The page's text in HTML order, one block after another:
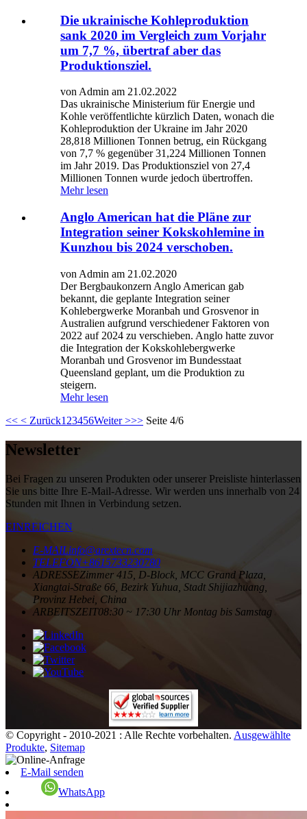
Die ukrainische Kohleproduktion
sank 2020 im Vergleich zum Vorjahr
um 7,7 %, übertraf aber das
Produktionsziel.
von Admin am 21.02.2022
Das ukrainische Ministerium für Energie und
Kohle veröffentlichte kürzlich Daten, wonach die
Kohleproduktion der Ukraine im Jahr 2020
28,818 Millionen Tonnen betrug, ein Rückgang
von 7,7 % gegenüber 31,224 Millionen Tonnen
im Jahr 2019. Das Produktionsziel von 27,4
Millionen Tonnen wurde jedoch übertroffen.
Mehr lesen
Anglo American hat die Pläne zur
Integration seiner Kokskohlemine in
Kunzhou bis 2024 verschoben.
von Admin am 21.02.2020
Der Bergbaukonzern Anglo American gab
bekannt, die geplante Integration seiner
Kohlebergwerke Moranbah und Grosvenor in
Australien aufgrund verschiedener Faktoren von
2022 auf 2024 zu verschieben. Anglo hatte zuvor
die Integration der Kokskohlebergwerke
Moranbah und Grosvenor im Bundesstaat
Queensland geplant, um die Produktion zu
steigern.
Mehr lesen
<< < Zurück1 23456Weiter >>> Seite 4/6
Newsletter
Bei Fragen zu unseren Produkten oder unserer Preisliste hinterlassen
Sie uns bitte Ihre E-Mail-Adresse. Wir werden uns innerhalb von 24
Stunden mit Ihnen in Verbindung setzen.
EINREICHEN
E-MAILinfo@arextecn.com
TELEFON+8615733230780
ADRESSEZimmer 415, D-Block, MCC Grand Plaza,
Xiangtai-Straße 66, Bezirk Yuhua, Stadt Shijiazhuang,
Provinz Hebei, China
ARBEITSZEIT08:30 ~ 17:30 Uhr Montag bis Samstag
© Copyright - 2010-2021 : Alle Rechte vorbehalten. Ausgewählte
Produkte, Sitemap
E-Mail senden
WhatsApp